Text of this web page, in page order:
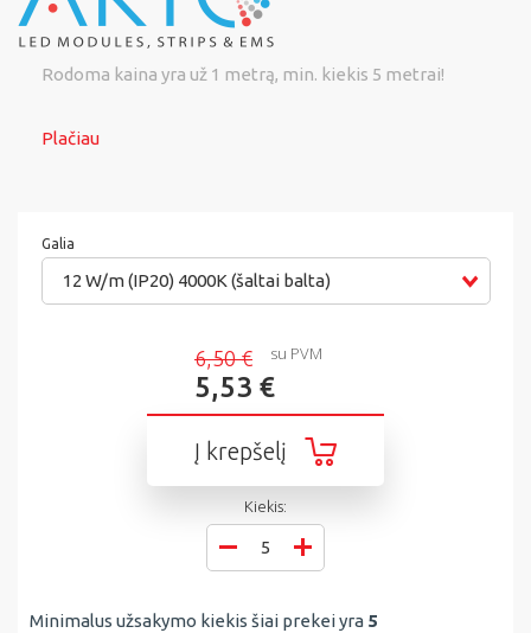
Rodoma kaina yra už 1 metrą, min. kiekis 5 metrai!
Plačiau
Galia
12 W/m (IP20) 4000K (šaltai balta)
6,50 €
5,53 €
su PVM
Į krepšelį
Kiekis:
Minimalus užsakymo kiekis šiai prekei yra 5